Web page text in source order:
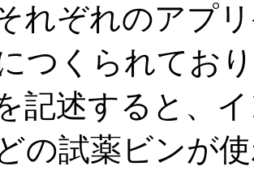
れぞれのアプ
つくられてお
記述すると、
の試薬ビンが